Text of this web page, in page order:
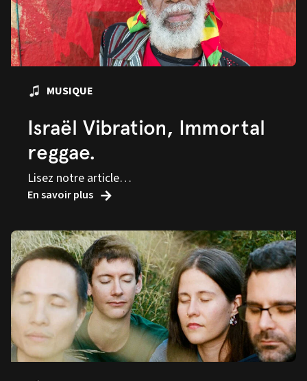
MUSIQUE
Israël Vibration, Immortal
reggae.
Lisez notre article…
En savoir plus